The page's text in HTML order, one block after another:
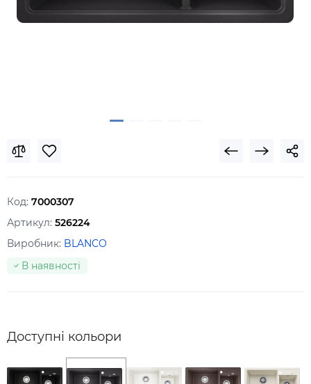
Код: 7000307
Артикул: 526224
Виробник: BLANCO
В наявності
Доступні кольори